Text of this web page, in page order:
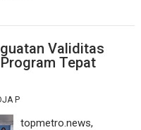
Validitas
Tepat
P
topmetro.news,